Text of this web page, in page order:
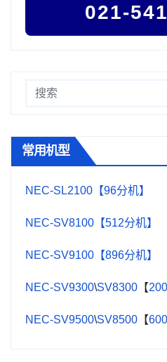
021-
常用机型
NEC-SL2100【96分机】
NEC-SV8100【512分机】
NEC-SV9100【896分机】
NEC-SV9300\SV8300 【
NEC-SV9500\SV8500 【